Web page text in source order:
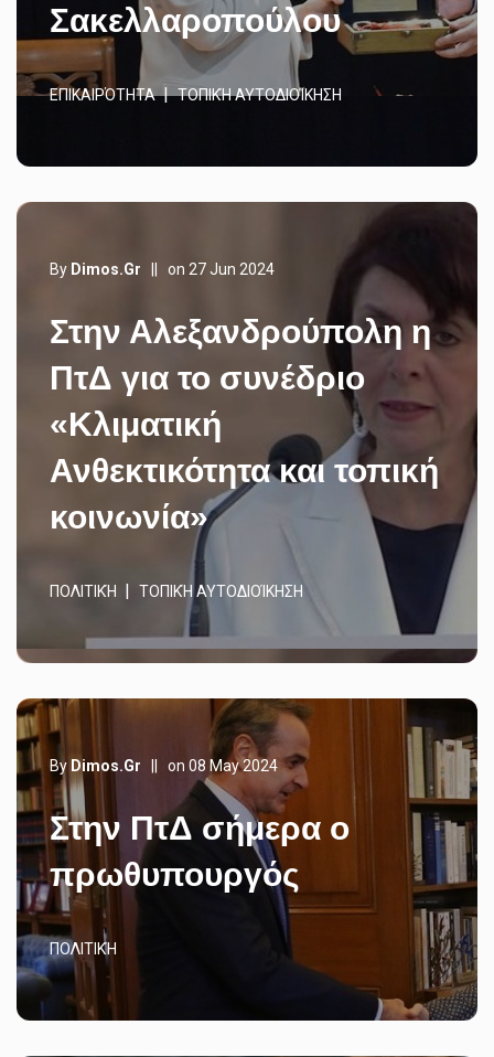
Σακελλαροπούλου
ΕΠΙΚΑΙΡΌΤΗΤΑ ΤΟΠΙΚΉ ΑΥΤΟΔΙΟΊΚΗΣΗ
By Dimos.gr on 27 Jun 2024
Στην Αλεξανδρούπολη η
ΠτΔ για το συνέδριο
«Κλιματική
Ανθεκτικότητα και τοπική
κοινωνία»
ΠΟΛΙΤΙΚΉ ΤΟΠΙΚΉ ΑΥΤΟΔΙΟΊΚΗΣΗ
By Dimos.gr on 08 May 2024
Στην ΠτΔ σήμερα ο
πρωθυπουργός
ΠΟΛΙΤΙΚΉ